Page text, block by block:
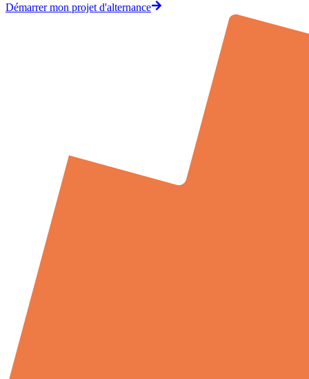
Démarrer mon projet d'alternance